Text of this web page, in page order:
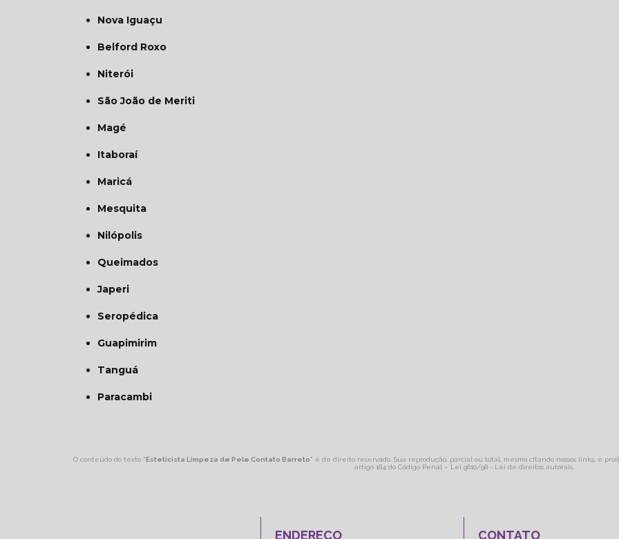
Nova Iguaçu
Belford Roxo
Niterói
São João de Meriti
Magé
Itaboraí
Maricá
Mesquita
Nilópolis
Queimados
Japeri
Seropédica
Guapimirim
Tanguá
Paracambi
O conteúdo do texto "Esteticista Limpeza de Pele Contato Barreto" é de direito reservado. Sua reprodução, parcial ou total, mesmo citando nossos links, é
artigo 184 do Código Penal – Lei 9610/98 - Lei de direitos autorais.
ENDEREÇO CONTATO